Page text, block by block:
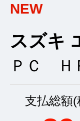
NEW
スズキ
ＰＣ Ｈ
支払総額(